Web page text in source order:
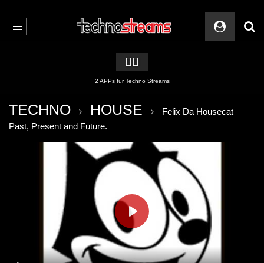
🏳️‍🌈
2 APPs für Techno Streams
TECHNO HOUSE
Felix Da Housecat –
Past, Present and Future.
PLAY